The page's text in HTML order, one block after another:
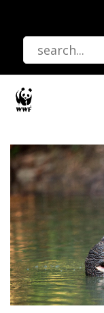
utama